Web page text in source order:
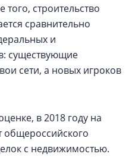
строительство
сравнительно
и
существующие
сети, а новых игроков
в 2018 году на
общероссийского
с недвижимостью.